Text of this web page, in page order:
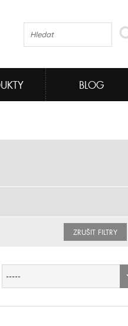
BLOG
ZRUŠIT FILTRY
-----